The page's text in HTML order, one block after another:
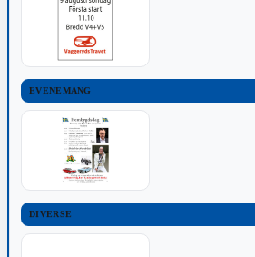
EVENEMANG
DIVERSE